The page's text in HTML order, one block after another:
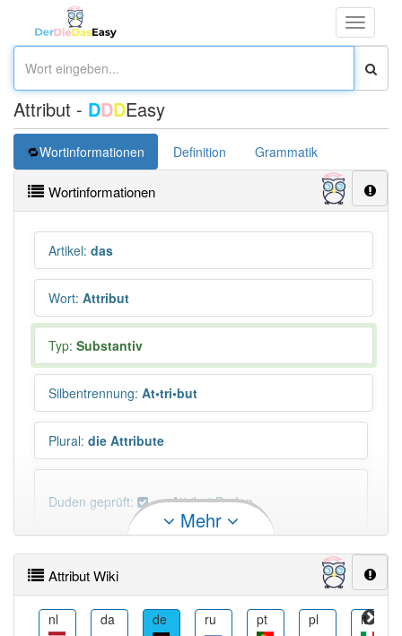
Toggle
Attribut - DDDEasy
Wortinformationen Definition Grammatik
Wortinformationen
Artikel: das
Wort: Attribut
Typ: Substantiv
Silbentrennung: At•tri•but
Plural: die Attribute
Duden geprüft: Attribut Duden
PowerIndex:28
Mehr
Attribut Wiki
nl da de ru pt pl it